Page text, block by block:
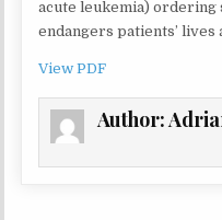
acute leukemia) ordering
endangers patients’ lives
View PDF
Author: